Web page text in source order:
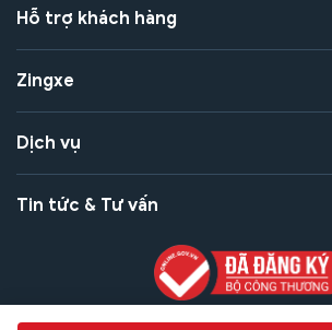
Hỗ trợ khách hàng
Zingxe
Dịch vụ
Tin tức & Tư vấn